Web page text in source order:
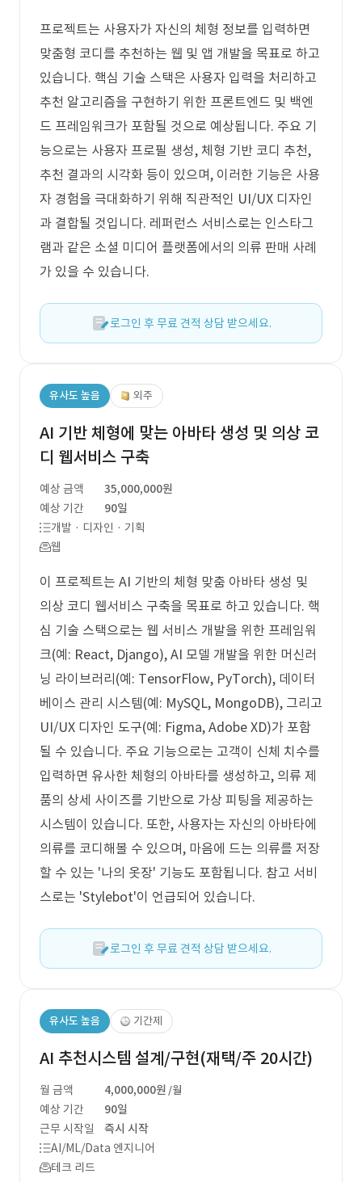
프로젝트는 사용자가 자신의 체형 정보를 입력하면
맞춤형 코디를 추천하는 웹 및 앱 개발을 목표로 하고
있습니다. 핵심 기술 스택은 사용자 입력을 처리하고
추천 알고리즘을 구현하기 위한 프론트엔드 및 백엔
드 프레임워크가 포함될 것으로 예상됩니다. 주요 기
능으로는 사용자 프로필 생성, 체형 기반 코디 추천,
추천 결과의 시각화 등이 있으며, 이러한 기능은 사용
자 경험을 극대화하기 위해 직관적인 UI/UX 디자인
과 결합될 것입니다. 레퍼런스 서비스로는 인스타그
램과 같은 소셜 미디어 플랫폼에서의 의류 판매 사례
가 있을 수 있습니다.
로그인 후 무료 견적 상담 받으세요.
유사도 높음 외주
AI 기반 체형에 맞는 아바타 생성 및 의상 코
디 웹서비스 구축
예상 금액
35,000,000원
예상 기간
90일
개발 · 디자인 · 기획
웹
이 프로젝트는 AI 기반의 체형 맞춤 아바타 생성 및
의상 코디 웹서비스 구축을 목표로 하고 있습니다. 핵
심 기술 스택으로는 웹 서비스 개발을 위한 프레임워
크(예: React, Django), AI 모델 개발을 위한 머신러
닝 라이브러리(예: TensorFlow, PyTorch), 데이터
베이스 관리 시스템(예: MySQL, MongoDB), 그리고
UI/UX 디자인 도구(예: Figma, Adobe XD)가 포함
될 수 있습니다. 주요 기능으로는 고객이 신체 치수를
입력하면 유사한 체형의 아바타를 생성하고, 의류 제
품의 상세 사이즈를 기반으로 가상 피팅을 제공하는
시스템이 있습니다. 또한, 사용자는 자신의 아바타에
의류를 코디해볼 수 있으며, 마음에 드는 의류를 저장
할 수 있는 '나의 옷장' 기능도 포함됩니다. 참고 서비
스로는 'Stylebot'이 언급되어 있습니다.
로그인 후 무료 견적 상담 받으세요.
유사도 높음 기간제
AI 추천시스템 설계/구현(재택/주 20시간)
월 금액 4,000,000원 /월
예상 기간
90일
근무 시작일
즉시 시작
AI/ML/Data 엔지니어
테크 리드